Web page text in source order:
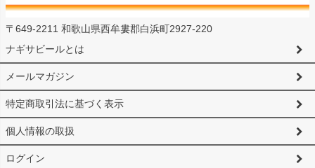
〒649-2211 和歌山県西牟婁郡白浜町2927-220
ナギサビールとは
メールマガジン
特定商取引法に基づく表示
個人情報の取扱
ログイン